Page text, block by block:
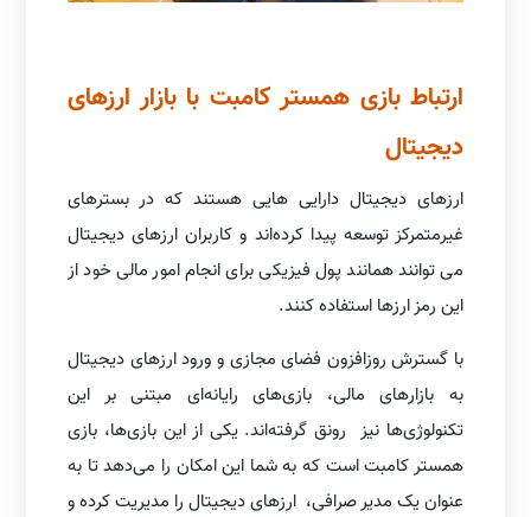
ارتباط بازی همستر کامبت با بازار ارزهای
دیجیتال
ارزهای دیجیتال دارایی هایی هستند که در بسترهای
غیرمتمرکز توسعه پیدا کرده‌اند و کاربران ارزهای دیجیتال
می توانند همانند پول فیزیکی برای انجام امور مالی خود از
این رمز ارزها استفاده کنند.
با گسترش روزافزون فضای مجازی و ورود ارزهای دیجیتال
به بازارهای مالی، بازی‌های رایانه‌ای مبتنی بر این
تکنولوژی‌ها نیز رونق گرفته‌اند. یکی از این بازی‌ها، بازی
همستر کامبت است که به شما این امکان را می‌دهد تا به
عنوان یک مدیر صرافی، ارزهای دیجیتال را مدیریت کرده و